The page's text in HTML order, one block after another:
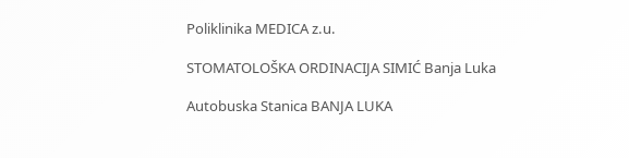
Poliklinika MEDICA z.u.
STOMATOLOŠKA ORDINACIJA SIMIĆ Banja Luka
Autobuska Stanica BANJA LUKA